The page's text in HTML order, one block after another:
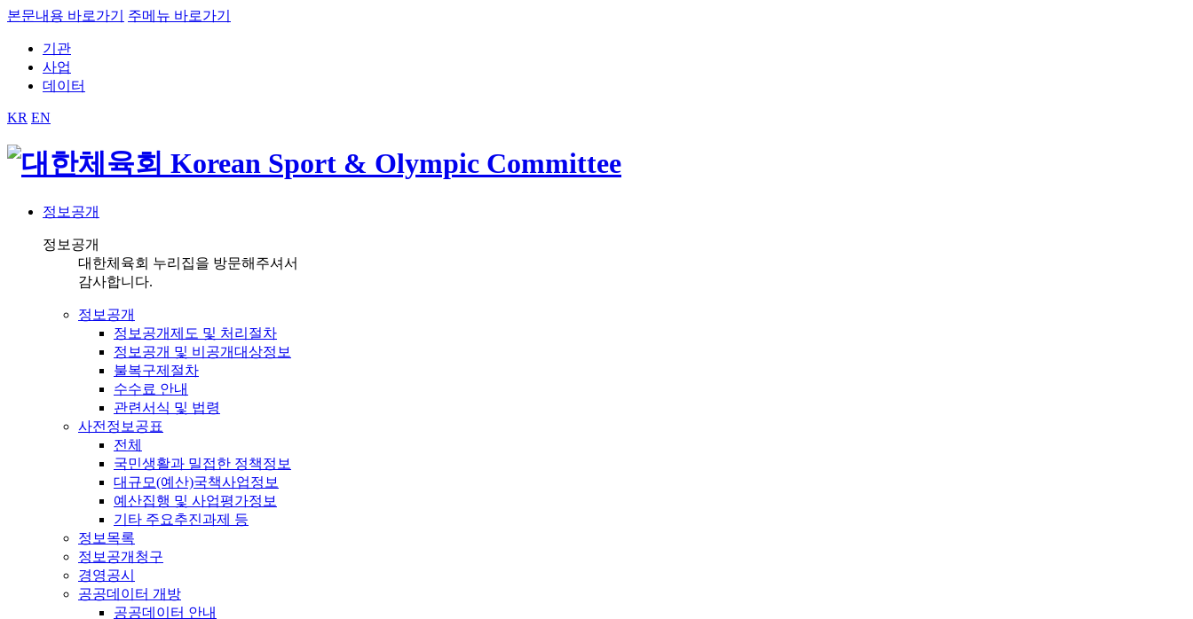
본문내용 바로가기 주메뉴 바로가기
기관
사업
데이터
KR EN
정보공개
정보공개
대한체육회 누리집을 방문해주셔서
감사합니다.
정보공개
정보공개제도 및 처리절차
정보공개 및 비공개대상정보
불복구제절차
수수료 안내
관련서식 및 법령
사전정보공표
전체
국민생활과 밀접한 정책정보
대규모(예산)국책사업정보
예산집행 및 사업평가정보
기타 주요추진과제 등
정보목록
정보공개청구
경영공시
공공데이터 개방
공공데이터 안내